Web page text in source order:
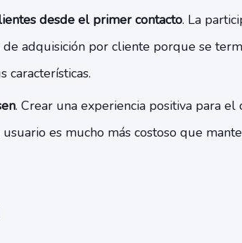
desde el primer contacto. La
adquisición por cliente porque se
características.
. Crear una experiencia positiva para
es mucho más costoso que